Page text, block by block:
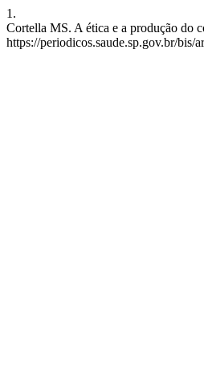
1.
Cortella MS. A ética e a produção do
https://periodicos.saude.sp.gov.br/bis/